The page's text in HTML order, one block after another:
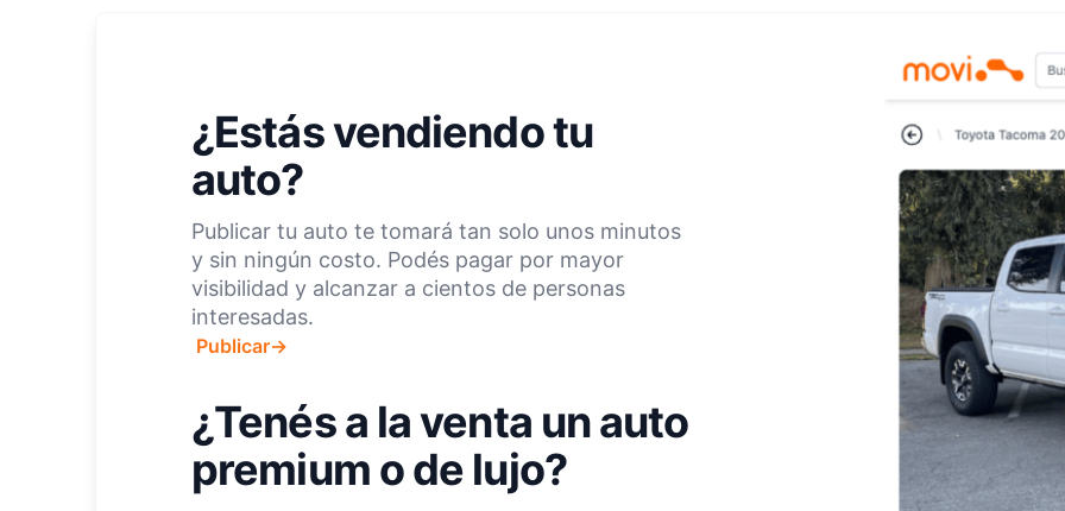
¿Estás vendiendo tu
auto?
Publicar tu auto te tomará tan solo unos minutos
y sin ningún costo. Podés pagar por mayor
visibilidad y alcanzar a cientos de personas
interesadas.
Publicar→
¿Tenés a la venta un auto
premium o de lujo?